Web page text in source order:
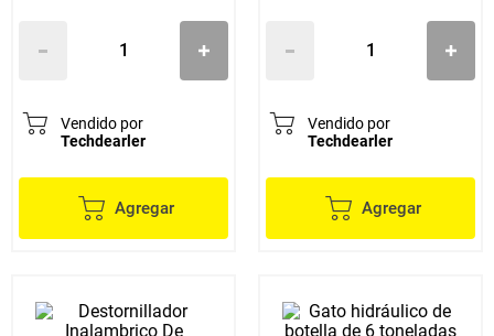
Vendido por
Techdearler
Agregar
Vendido por
Techdearler
Agregar